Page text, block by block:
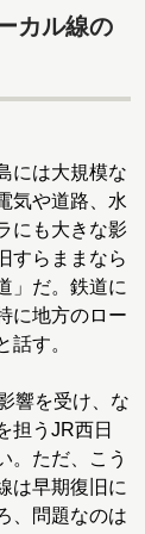
カル線の
は大規模な
気や道路、水
にも大きな影
すらままなら
」だ。鉄道に
に地方のロー
話す。
響を受け、な
担うJR西日
。ただ、こう
は早期復旧に
、問題なのは